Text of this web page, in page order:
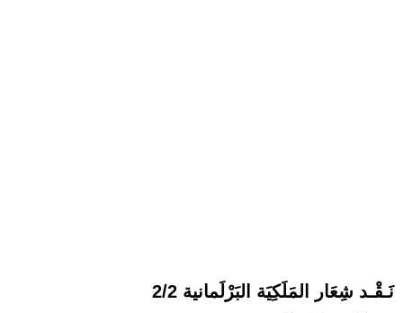
نَـقْـد شِعَار المَلَكِيَة البَرْلَمانية 2/2